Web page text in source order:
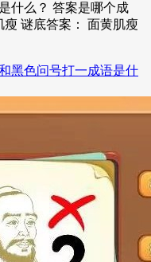
什么？ 答案是哪个成
谜底答案： 面黄肌瘦
黑色问号打一成语是什